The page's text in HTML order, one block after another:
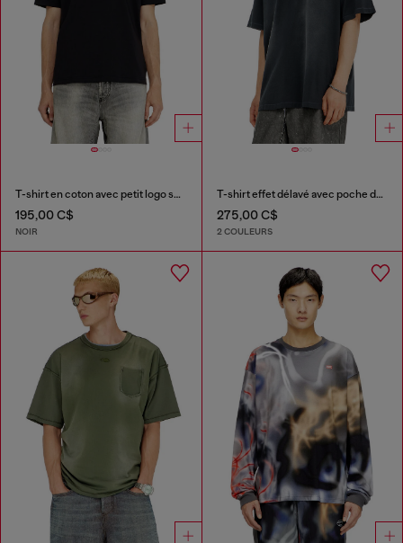
T-shirt en coton avec petit logo sur la poitrine
195,00 C$
NOIR
T-shirt effet délavé avec poche déchirée
275,00 C$
2 COULEURS